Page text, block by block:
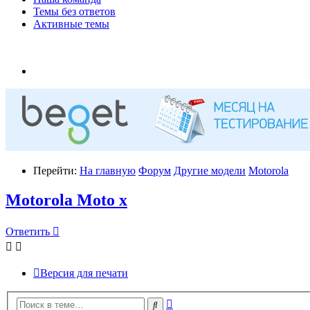
Темы без ответов
Активные темы
Перейти: На главную Форум Другие модели Motorola
Motorola Moto x
Ответить
Версия для печати
Поиск